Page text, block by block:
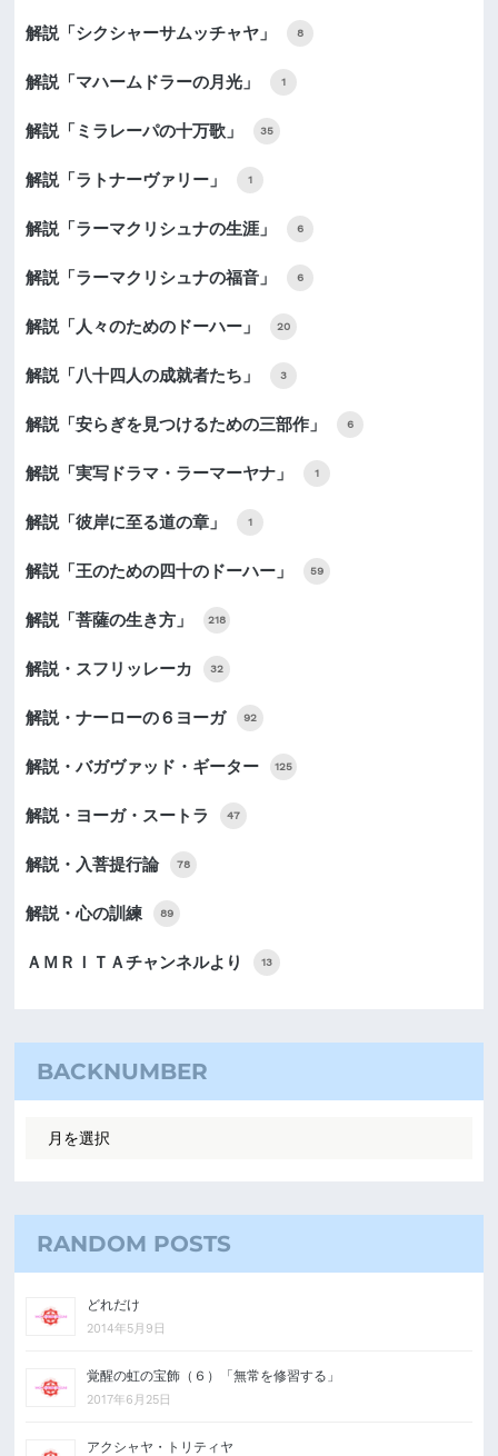
解説「シクシャーサムッチャヤ」 8
解説「マハームドラーの月光」 1
解説「ミラレーパの十万歌」 35
解説「ラトナーヴァリー」 1
解説「ラーマクリシュナの生涯」 6
解説「ラーマクリシュナの福音」 6
解説「人々のためのドーハー」 20
解説「八十四人の成就者たち」 3
解説「安らぎを見つけるための三部作」 6
解説「実写ドラマ・ラーマーヤナ」 1
解説「彼岸に至る道の章」 1
解説「王のための四十のドーハー」 59
解説「菩薩の生き方」 218
解説・スフリッレーカ 32
解説・ナーローの６ヨーガ 92
解説・バガヴァッド・ギーター 125
解説・ヨーガ・スートラ 47
解説・入菩提行論 78
解説・心の訓練 89
ＡＭＲＩＴＡチャンネルより 13
BACKNUMBER
RANDOM POSTS
どれだけ
2014年5月9日
覚醒の虹の宝飾（６）「無常を修習する」
2017年6月25日
アクシャヤ・トリティヤ